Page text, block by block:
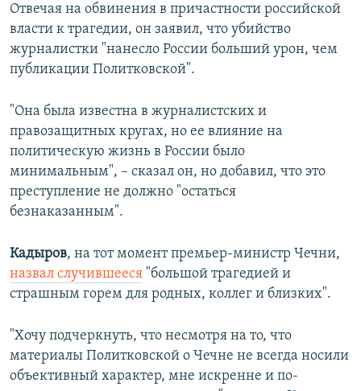
Отвечая на обвинения в причастности российской
власти к трагедии, он заявил, что убийство
журналистки "нанесло России больший урон, чем
публикации Политковской".
"Она была известна в журналистских и
правозащитных кругах, но ее влияние на
политическую жизнь в России было
минимальным", – сказал он, но добавил, что это
преступление не должно "остаться
безнаказанным".
Кадыров, на тот момент премьер-министр Чечни,
назвал случившееся "большой трагедией и
страшным горем для родных, коллег и близких".
"Хочу подчеркнуть, что несмотря на то, что
материалы Политковской о Чечне не всегда носили
объективный характер, мне искренне и по-